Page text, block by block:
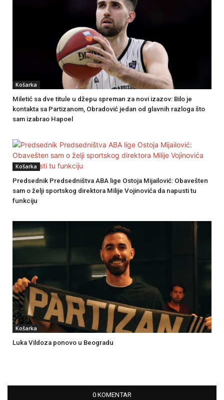
Košarka
Miletić sa dve titule u džepu spreman za novi izazov: Bilo je
kontakta sa Partizanom, Obradović jedan od glavnih razloga što
sam izabrao Hapoel
Košarka
Predsednik Predsedništva ABA lige Ostoja Mijailović: Obavešten
sam o želji sportskog direktora Milije Vojinovića da napusti tu
funkciju
Košarka
Luka Vildoza ponovo u Beogradu
0 KOMENTAR